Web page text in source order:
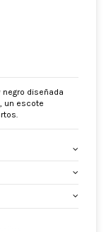
diseñada
un escote